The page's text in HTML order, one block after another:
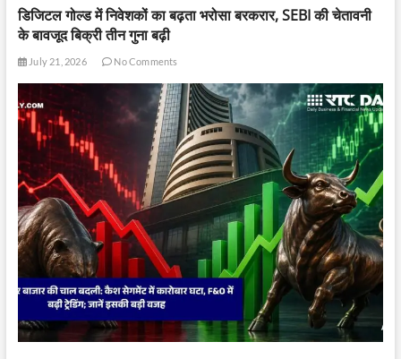
डिजिटल गोल्ड में निवेशकों का बढ़ता भरोसा बरकरार, SEBI की चेतावनी
के बावजूद बिक्री तीन गुना बढ़ी
July 21, 2026 No Comments